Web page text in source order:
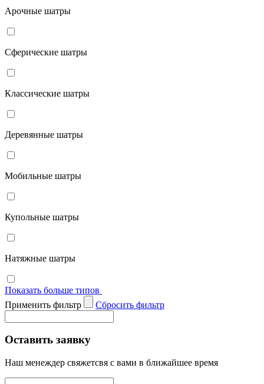
Арочные шатры
Сферические шатры
Классические шатры
Деревянные шатры
Мобильные шатры
Купольные шатры
Натяжные шатры
Показать больше типов
Применить фильтр
Cбросить фильтр
Оставить заявку
Наш менеждер свяжетсвя с вами в ближайшее время